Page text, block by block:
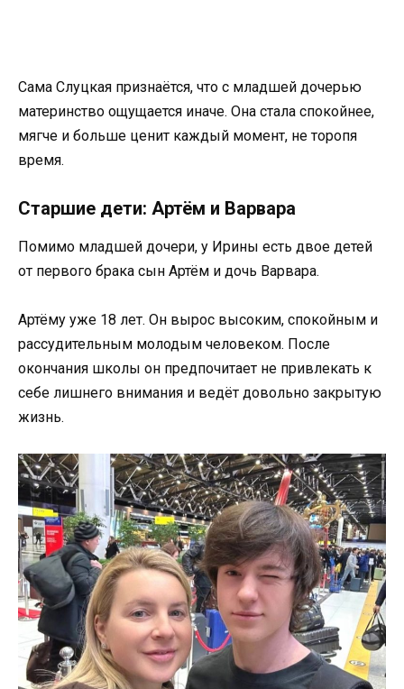
Сама Слуцкая признаётся, что с младшей дочерью
материнство ощущается иначе. Она стала спокойнее,
мягче и больше ценит каждый момент, не торопя
время.
Старшие дети: Артём и Варвара
Помимо младшей дочери, у Ирины есть двое детей
от первого брака сын Артём и дочь Варвара.
Артёму уже 18 лет. Он вырос высоким, спокойным и
рассудительным молодым человеком. После
окончания школы он предпочитает не привлекать к
себе лишнего внимания и ведёт довольно закрытую
жизнь.